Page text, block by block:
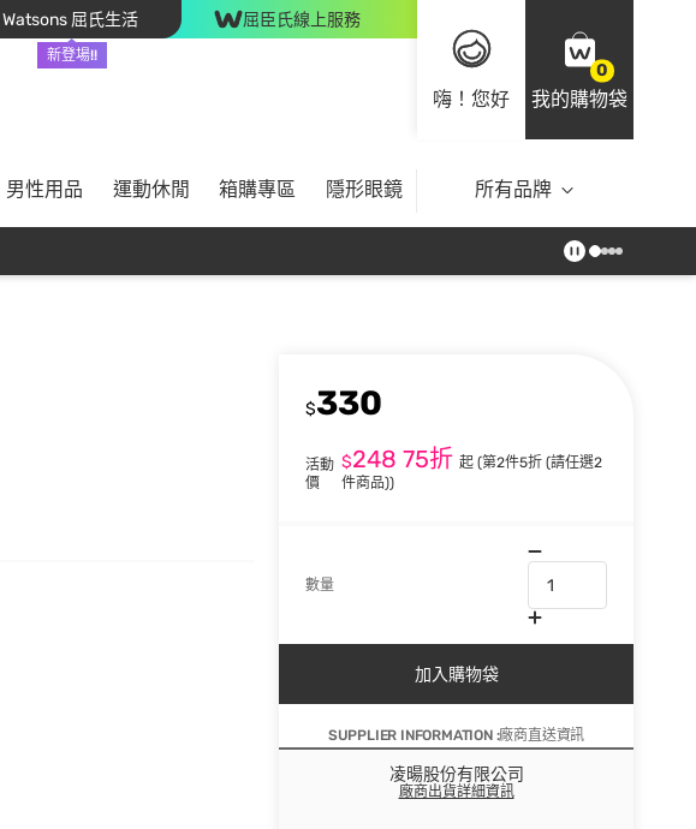
Watsons 屈氏生活
新登場!!
屈臣氏線上服務
嗨！您好
0
我的購物袋
男性用品 運動休閒 箱購專區 隱形眼鏡 所有品牌
$330
活動
價
$248 75折起(第2件5折 (請任選2
件商品))
數量
加入購物袋
SUPPLIER INFORMATION :廠商直送資訊
凌暘股份有限公司
廠商出貨詳細資訊